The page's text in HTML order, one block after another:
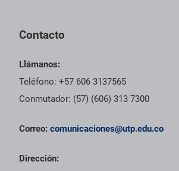
Contacto
Llámanos:
Teléfono: +57 606 3137565
Conmutador: (57) (606) 313 7300
Correo: comunicaciones@utp.edu.co
Dirección: